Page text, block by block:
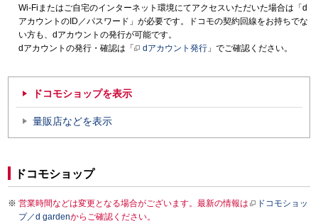
Wi-Fiまたはご自宅のインターネット環境にてアクセスいただいた場合は「d
アカウントのID／パスワード」が必要です。ドコモの契約回線をお持ちでな
い方も、dアカウントの発行が可能です。
dアカウントの発行・確認は「
dアカウント発行 」でご確認ください。
ドコモショップを表示
量販店などを表示
ドコモショップ
営業時間などは変更となる場合がございます。最新の情報は
ドコモショッ
プ／d gardenからご確認ください。